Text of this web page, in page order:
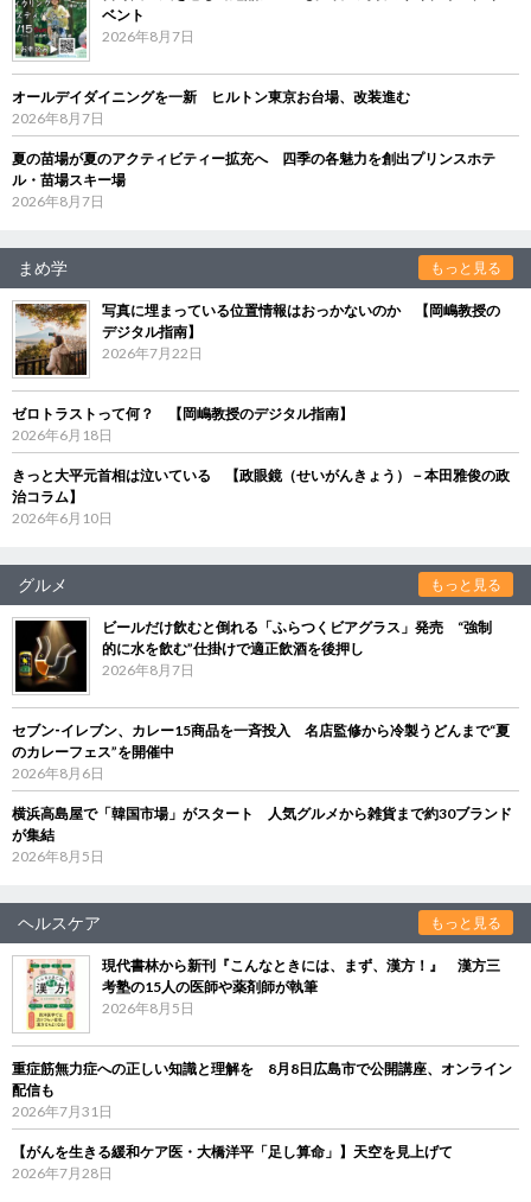
ベント
2026年8月7日
オールデイダイニングを一新 ヒルトン東京お台場、改装進む
2026年8月7日
夏の苗場が夏のアクティビティー拡充へ 四季の各魅力を創出プリンスホテ
ル・苗場スキー場
2026年8月7日
まめ学 もっと見る
写真に埋まっている位置情報はおっかないのか 【岡嶋教授の
デジタル指南】
2026年7月22日
ゼロトラストって何？ 【岡嶋教授のデジタル指南】
2026年6月18日
きっと大平元首相は泣いている 【政眼鏡（せいがんきょう）－本田雅俊の政
治コラム】
2026年6月10日
グルメ もっと見る
ビールだけ飲むと倒れる「ふらつくビアグラス」発売 “強制
的に水を飲む”仕掛けで適正飲酒を後押し
2026年8月7日
セブン‐イレブン、カレー15商品を一斉投入 名店監修から冷製うどんまで“夏
のカレーフェス”を開催中
2026年8月6日
横浜高島屋で「韓国市場」がスタート 人気グルメから雑貨まで約30ブランド
が集結
2026年8月5日
ヘルスケア もっと見る
現代書林から新刊『こんなときには、まず、漢方！』 漢方三
考塾の15人の医師や薬剤師が執筆
2026年8月5日
重症筋無力症への正しい知識と理解を 8月8日広島市で公開講座、オンライン
配信も
2026年7月31日
【がんを生きる緩和ケア医・大橋洋平「足し算命」】天空を見上げて
2026年7月28日